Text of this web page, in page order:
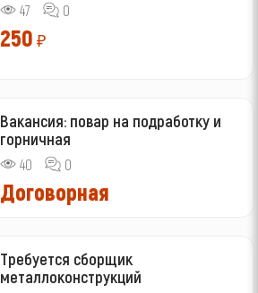
47 0
250 ₽
Вакансия: повар на подработку и
горничная
40 0
Договорная
Требуется сборщик
металлоконструкций